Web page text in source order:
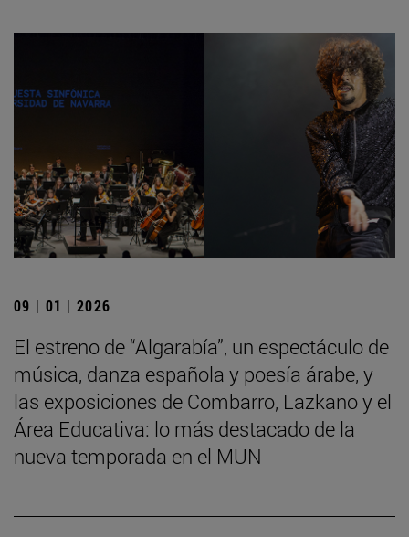
09 | 01 | 2026
El estreno de “Algarabía”, un espectáculo de
música, danza española y poesía árabe, y
las exposiciones de Combarro, Lazkano y el
Área Educativa: lo más destacado de la
nueva temporada en el MUN